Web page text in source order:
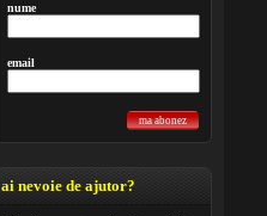
nume
email
ma abonez
ai nevoie de ajutor?